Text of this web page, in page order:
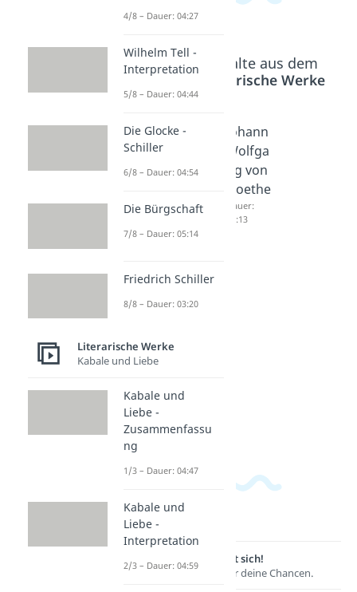
Beliebte Inhalte aus dem
BereichLiterarische Werke
Promet
heus -
Goethe
Der
ehrling
Johann
Wolfga
ng von
Goethe
Dauer:
03:13
Lernen lohnt sich!
Entdecke hier deine Chancen.
4/8 – Dauer: 04:27
Wilhelm Tell -
Interpretation
5/8 – Dauer: 04:44
Die Glocke -
Schiller
6/8 – Dauer: 04:54
Die Bürgschaft
7/8 – Dauer: 05:14
Friedrich Schiller
8/8 – Dauer: 03:20
Literarische Werke
Kabale und Liebe
Kabale und
Liebe -
Zusammenfassu
ng
1/3 – Dauer: 04:47
Kabale und
Liebe -
Interpretation
2/3 – Dauer: 04:59